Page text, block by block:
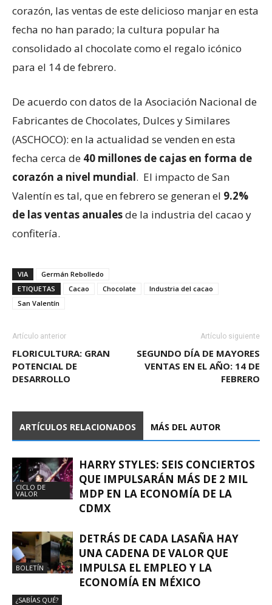
corazón, las ventas de este delicioso manjar en esta
fecha no han parado; la cultura popular ha
consolidado al chocolate como el regalo icónico
para el 14 de febrero.
De acuerdo con datos de la Asociación Nacional de
Fabricantes de Chocolates, Dulces y Similares
(ASCHOCO): en la actualidad se venden en esta
fecha cerca de 40 millones de cajas en forma de
corazón a nivel mundial. El impacto de San
Valentín es tal, que en febrero se generan el 9.2%
de las ventas anualesde la industria del cacao y
confitería.
VIA
Germán Rebolledo
ETIQUETAS
Cacao Chocolate
Industria del cacao
San Valentín
Artículo anterior
FLORICULTURA: GRAN
POTENCIAL DE
DESARROLLO
Artículo siguiente
SEGUNDO DÍA DE MAYORES
VENTAS EN EL AÑO: 14 DE
FEBRERO
ARTÍCULOS RELACIONADOS MÁS DEL AUTOR
CICLO DE
VALOR
HARRY STYLES: SEIS CONCIERTOS
QUE IMPULSARÁN MÁS DE 2 MIL
MDP EN LA ECONOMÍA DE LA
CDMX
BOLETÍN
DETRÁS DE CADA LASAÑA HAY
UNA CADENA DE VALOR QUE
IMPULSA EL EMPLEO Y LA
ECONOMÍA EN MÉXICO
¿SABÍAS QUÉ?